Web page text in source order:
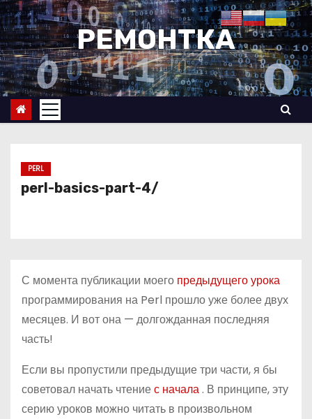
П
е
р
е
й
и
РЕМОНТКА
PERL
perl-basics-part-4/
С момента публикации моего предыдущего урока
программирования на Perl прошло уже более двух
месяцев. И вот она — долгожданная последняя
часть!
Если вы пропустили предыдущие три части, я бы
советовал начать чтениес начала. В принципе, эту
серию уроков можно читать в произвольном